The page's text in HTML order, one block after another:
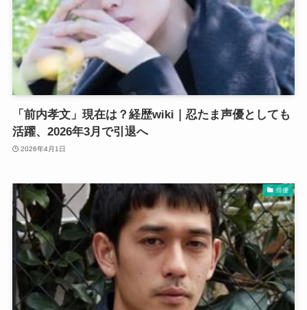
「前内孝文」現在は？経歴wiki｜忍たま声優としても
活躍、2026年3月で引退へ
2026年4月1日
俳優